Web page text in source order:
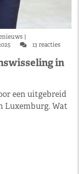
13 reacties
in
een uitgebreid
Luxemburg. Wat